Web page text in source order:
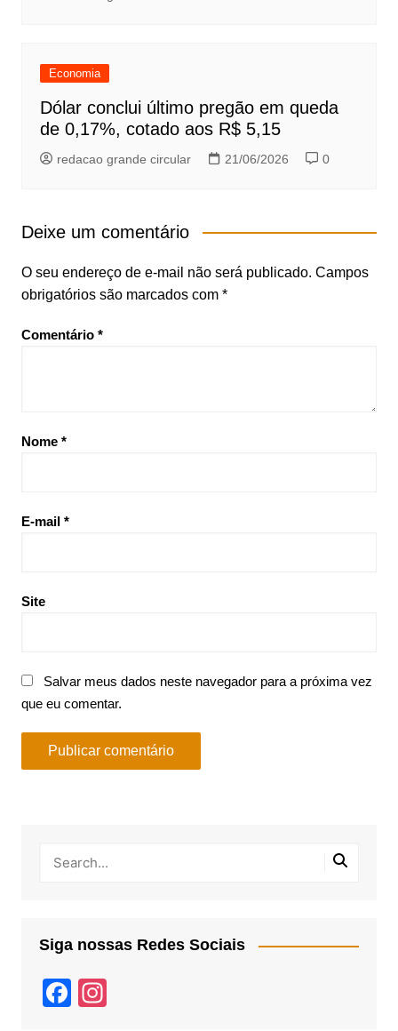
Economia
Dólar conclui último pregão em queda
de 0,17%, cotado aos R$ 5,15
redacao grande circular 21/06/2026 0
Deixe um comentário
O seu endereço de e-mail não será publicado. Campos
obrigatórios são marcados com *
Comentário *
Nome *
E-mail *
Site
Salvar meus dados neste navegador para a próxima vez
que eu comentar.
Siga nossas Redes Sociais
F